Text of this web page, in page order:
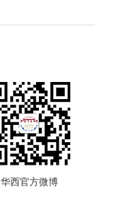
华西官方微博